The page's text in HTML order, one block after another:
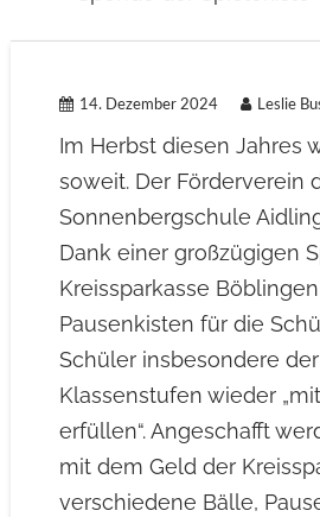
14. Dezember 2024 Leslie
Im Herbst diesen Jahres
soweit. Der Förderverein
Sonnenbergschule
Dank einer großzügigen
Kreissparkasse
Pausenkisten für die
Schüler insbesondere
Klassenstufen wieder
erfüllen“. Angeschafft
mit dem Geld der
verschiedene Bälle,